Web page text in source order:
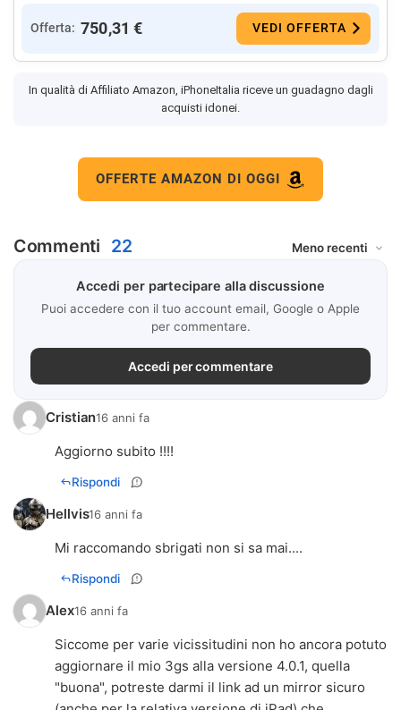
Offerta: 750,31 € VEDI OFFERTA
In qualità di Affiliato Amazon, iPhoneItalia riceve un guadagno dagli
acquisti idonei.
OFFERTE AMAZON DI OGGI
Commenti 22
Accedi per partecipare alla discussione
Puoi accedere con il tuo account email, Google o Apple
per commentare.
Accedi per commentare
Cristian16 anni fa
Aggiorno subito !!!!
Rispondi
Hellvis16 anni fa
Mi raccomando sbrigati non si sa mai....
Rispondi
Alex16 anni fa
Siccome per varie vicissitudini non ho ancora potuto
aggiornare il mio 3gs alla versione 4.0.1, quella
"buona", potreste darmi il link ad un mirror sicuro